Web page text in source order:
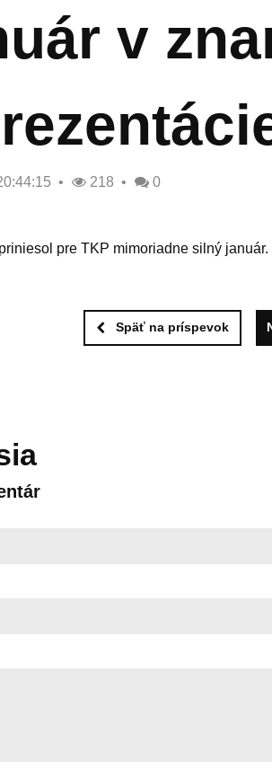
v
218 0
pre TKP mimoriadne silný január.
Späť na príspevok